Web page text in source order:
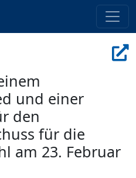
und einer
den
für die
am 23. Februar